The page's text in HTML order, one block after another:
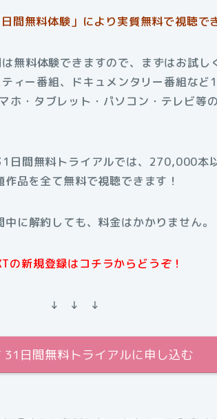
間無料体験」により実質無料で視聴で
無料体験できますので、まずはお試し
ィー番組、ドキュメンタリー番組など
ホ・タブレット・パソコン・テレビ等
日間無料トライアルでは、270,000本
作品を全て無料で視聴できます！
中に解約しても、料金はかかりません。
の新規登録はコチラからどうぞ！
↓ ↓ ↓
31日間無料トライアルに申し込む